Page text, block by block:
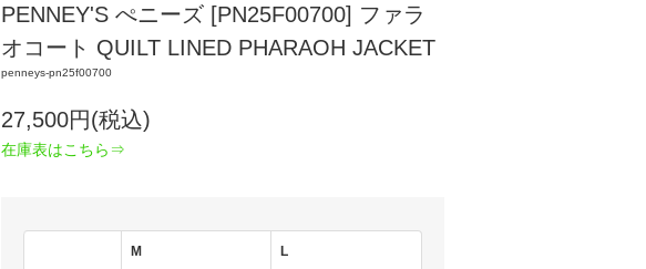
PENNEY'S ぺニーズ [PN25F00700] ファラ
オコート QUILT LINED PHARAOH JACKET
penneys-pn25f00700
27,500円(税込)
在庫表はこちら⇒
M L